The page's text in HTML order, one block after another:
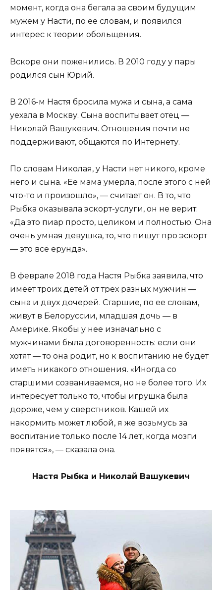
момент, когда она бегала за своим будущим
мужем у Насти, по ее словам, и появился
интерес к теории обольщения.
Вскоре они поженились. В 2010 году у пары
родился сын Юрий.
В 2016-м Настя бросила мужа и сына, а сама
уехала в Москву. Сына воспитывает отец —
Николай Вашукевич. Отношения почти не
поддерживают, общаются по Интернету.
По словам Николая, у Насти нет никого, кроме
него и сына. «Ее мама умерла, после этого с ней
что-то и произошло», — считает он. В то, что
Рыбка оказывала эскорт-услуги, он не верит:
«Да это пиар просто, целиком и полностью. Она
очень умная девушка, то, что пишут про эскорт
— это всё ерунда».
В феврале 2018 года Настя Рыбка заявила, что
имеет троих детей от трех разных мужчин —
сына и двух дочерей. Старшие, по ее словам,
живут в Белоруссии, младшая дочь — в
Америке. Якобы у нее изначально с
мужчинами была договоренность: если они
хотят — то она родит, но к воспитанию не будет
иметь никакого отношения. «Иногда со
старшими созваниваемся, но не более того. Их
интересует только то, чтобы игрушка была
дороже, чем у сверстников. Кашей их
накормить может любой, я же возьмусь за
воспитание только после 14 лет, когда мозги
появятся», — сказала она.
Настя Рыбка и Николай Вашукевич